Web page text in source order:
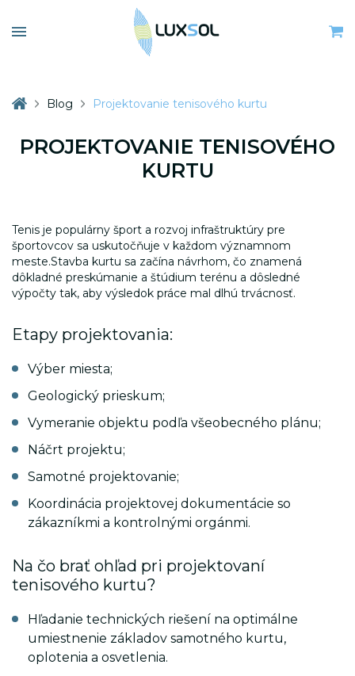
Blog Projektovanie tenisového kurtu
PROJEKTOVANIE TENISOVÉHO
KURTU
Tenis je populárny šport a rozvoj infraštruktúry pre
športovcov sa uskutočňuje v každom významnom
meste.Stavba kurtu sa začína návrhom, čo znamená
dôkladné preskúmanie a štúdium terénu a dôsledné
výpočty tak, aby výsledok práce mal dlhú trvácnosť.
Etapy projektovania:
Výber miesta;
Geologický prieskum;
Vymeranie objektu podľa všeobecného plánu;
Náčrt projektu;
Samotné projektovanie;
Koordinácia projektovej dokumentácie so
zákazníkmi a kontrolnými orgánmi.
Na čo brať ohľad pri projektovaní
tenisového kurtu?
Hľadanie technických riešení na optimálne
umiestnenie základov samotného kurtu,
oplotenia a osvetlenia.
Tieto cookies zabezpečujú správne
fungovanie nášho webu. Napríklad
funkciu prihlásenia sa do
používateľského konta alebo
odhaľovať pokusy o neoprávnené
Zobraziť detaily
Poskytovateľ/
PHPSESSID
BITRIX_SM_GUEST_ID
BITRIX_SM_LAST_SETTINGS
BITRIX_SM_LAST_VISIT
zisťovanie anonymných údajov o
návštevnosti nášho webu. Môžu
hovoriť o tom, odkiaľ ste k nám
prišli, o vyhľadávaniach na našom
webe, či ako sa pohybujete po
našej stránke, vďaka čomu ju
Získané údaje nám umožňujú tiež
spracovávať štatistiky.
Zobraziť detaily
Názov
_gid .luxsol.sk
Marketingové
Tieto cookies používame na to, aby
najzaujímavejšiu reklamu. Slúžia
marketingových činností
prostredníctvom tretích strán (cez
našich reklamných partnerov a
sociálne siete) alebo umožňujú
Zobraziť detaily
Doména
_gcl_au .luxsol.sk